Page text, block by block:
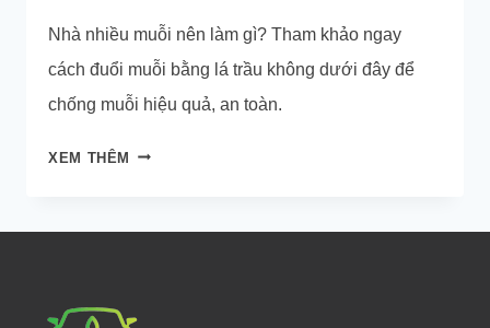
Nhà nhiều muỗi nên làm gì? Tham khảo ngay
cách đuổi muỗi bằng lá trầu không dưới đây để
chống muỗi hiệu quả, an toàn.
XEM THÊM CÁCH
BẰNG
KHÔNG